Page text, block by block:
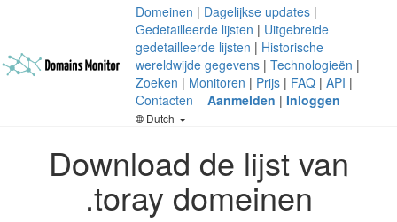
Domeinen | Dagelijkse updates |
Gedetailleerde lijsten | Uitgebreide
gedetailleerde lijsten | Historische
wereldwijde gegevens | Technologieën |
Zoeken | Monitoren | Prijs | FAQ | API |
Contacten
Aanmelden | Inloggen
Dutch
Download de lijst van
.toray domeinen